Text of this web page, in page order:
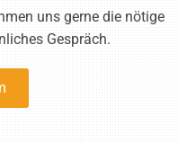
uns gerne die nötige
Gespräch.